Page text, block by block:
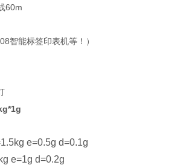
60m
智能标签印表机等！）
e=0.5g d=0.1g
e=1g d=0.2g